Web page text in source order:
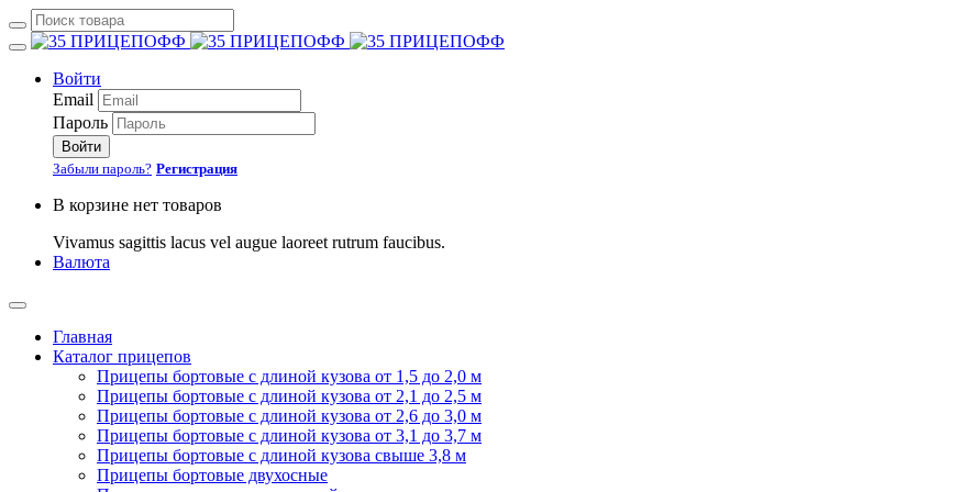
Войти
Email
Пароль
Войти
Забыли пароль? Регистрация
В корзине нет товаров
Vivamus sagittis lacus vel augue laoreet rutrum faucibus.
Валюта
Главная
Каталог прицепов
Прицепы бортовые с длиной кузова от 1,5 до 2,0 м
Прицепы бортовые с длиной кузова от 2,1 до 2,5 м
Прицепы бортовые с длиной кузова от 2,6 до 3,0 м
Прицепы бортовые с длиной кузова от 3,1 до 3,7 м
Прицепы бортовые с длиной кузова свыше 3,8 м
Прицепы бортовые двухосные